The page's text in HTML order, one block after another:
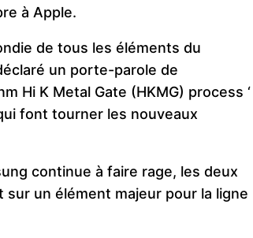
à Apple.
de tous les éléments du
un porte-parole de
Hi K Metal Gate (HKMG) process ‘
font tourner les nouveaux
continue à faire rage, les deux
un élément majeur pour la ligne